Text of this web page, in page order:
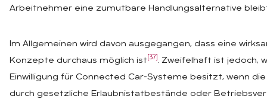
Arbeitnehmer eine zumutbare Handlungsalternative
Im Allgemeinen wird davon ausgegangen, dass eine
Konzepte durchaus möglich ist [37] . Zweifelhaft ist jedoch,
Einwilligung für Connected Car-Systeme besitzt, wenn
durch gesetzliche Erlaubnistatbestände oder